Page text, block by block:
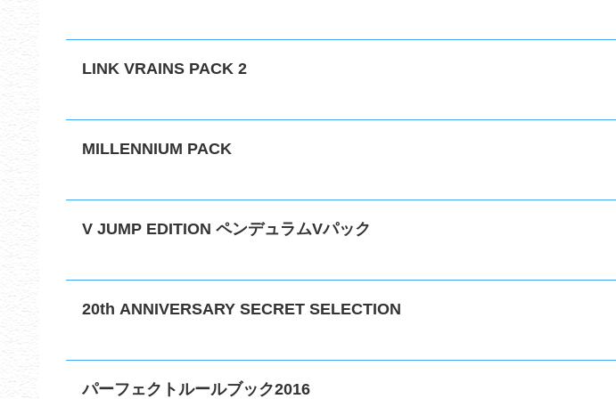
LINK VRAINS PACK 2
MILLENNIUM PACK
V JUMP EDITION ペンデュラムVパック
20th ANNIVERSARY SECRET SELECTION
パーフェクトルールブック2016